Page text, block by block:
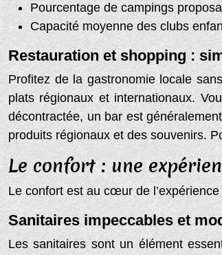
Pourcentage de campings
Capacité moyenne des clubs
Restauration et shopping :
Profitez de la gastronomie locale
plats régionaux et internationaux.
décontractée, un bar est
produits régionaux et des souvenirs.
Le confort : une
Le confort est au cœur de
Sanitaires impeccables et
Les sanitaires sont un élément